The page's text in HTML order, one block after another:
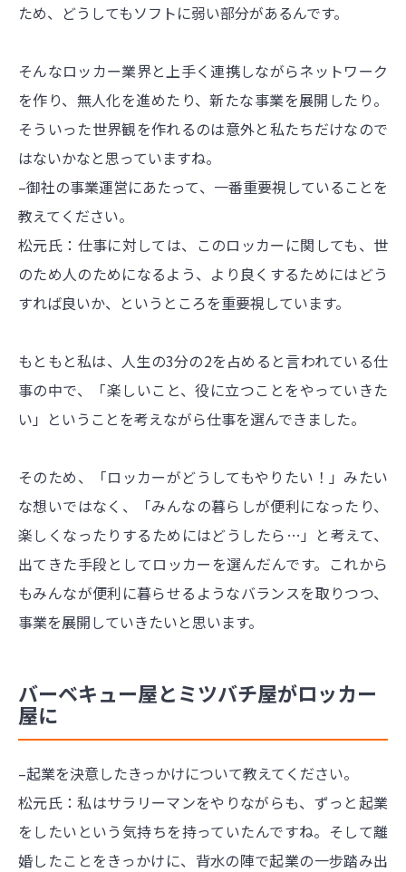
ため、どうしてもソフトに弱い部分があるんです。
そんなロッカー業界と上手く連携しながらネットワーク
を作り、無人化を進めたり、新たな事業を展開したり。
そういった世界観を作れるのは意外と私たちだけなので
はないかなと思っていますね。
–御社の事業運営にあたって、一番重要視していることを
教えてください。
松元氏：仕事に対しては、このロッカーに関しても、世
のため人のためになるよう、より良くするためにはどう
すれば良いか、というところを重要視しています。
もともと私は、人生の3分の2を占めると言われている仕
事の中で、「楽しいこと、役に立つことをやっていきた
い」ということを考えながら仕事を選んできました。
そのため、「ロッカーがどうしてもやりたい！」みたい
な想いではなく、「みんなの暮らしが便利になったり、
楽しくなったりするためにはどうしたら…」と考えて、
出てきた手段としてロッカーを選んだんです。これから
もみんなが便利に暮らせるようなバランスを取りつつ、
事業を展開していきたいと思います。
バーベキュー屋とミツバチ屋がロッカー
屋に
–起業を決意したきっかけについて教えてください。
松元氏：私はサラリーマンをやりながらも、ずっと起業
をしたいという気持ちを持っていたんですね。そして離
婚したことをきっかけに、背水の陣で起業の一步踏み出